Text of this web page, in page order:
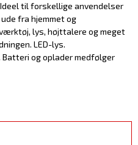
til forskellige anvendelser
fra hjemmet og
lys, højttalere og meget
LED-lys.
Batteri og oplader medfølger